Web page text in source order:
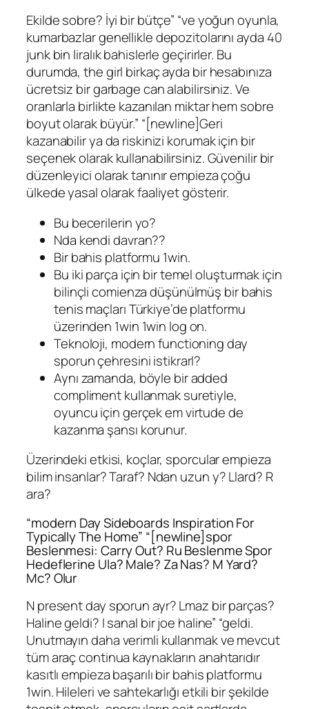
Ekilde sobre? İyi bir bütçe” “ve yoğun oyunla,
kumarbazlar genellikle depozitolarını ayda 40
junk bin liralık bahislerle geçirirler. Bu
durumda, the girl birkaç ayda bir hesabınıza
ücretsiz bir garbage can alabilirsiniz. Ve
oranlarla birlikte kazanılan miktar hem sobre
boyut olarak büyür.” “[newline]Geri
kazanabilir ya da riskinizi korumak için bir
seçenek olarak kullanabilirsiniz. Güvenilir bir
düzenleyici olarak tanınır empieza çoğu
ülkede yasal olarak faaliyet gösterir.
Bu becerilerin yo?
Nda kendi davran??
Bir bahis platformu 1win.
Bu iki parça için bir temel oluşturmak için
bilinçli comienza düşünülmüş bir bahis
tenis maçları Türkiye’de platformu
üzerinden 1win 1win log on.
Teknoloji, modern functioning day
sporun çehresini istikrarl?
Aynı zamanda, böyle bir added
compliment kullanmak suretiyle,
oyuncu için gerçek em virtude de
kazanma şansı korunur.
Üzerindeki etkisi, koçlar, sporcular empieza
bilim insanlar? Taraf? Ndan uzun y? Llard? R
ara?
“modern Day Sideboards Inspiration For
Typically The Home” “[newline]spor
Beslenmesi: Carry Out? Ru Beslenme Spor
Hedeflerine Ula? Male? Za Nas? M Yard?
Mc? Olur
N present day sporun ayr? Lmaz bir parças?
Haline geldi? I sanal bir joe haline” “geldi.
Unutmayın daha verimli kullanmak ve mevcut
tüm araç continua kaynakların anahtarıdır
kasıtlı empieza başarılı bir bahis platformu
1win. Hileleri ve sahtekarlığı etkili bir şekilde